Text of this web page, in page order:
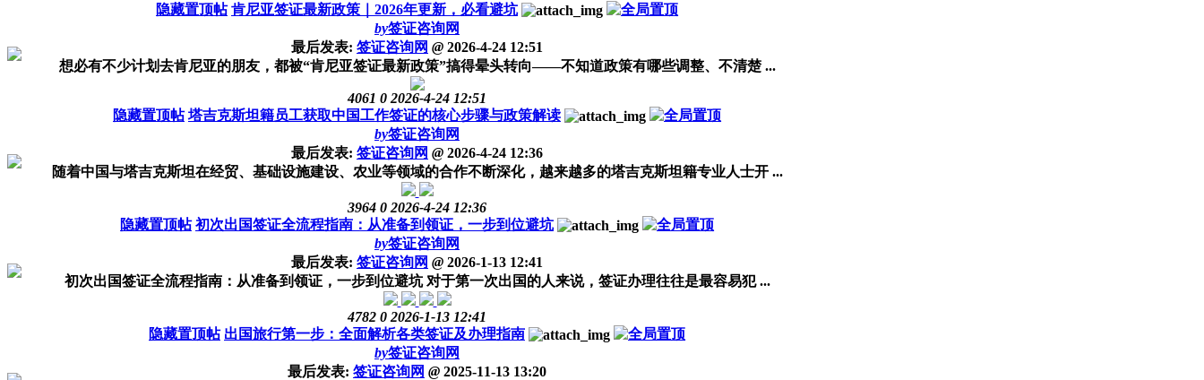
隐藏置顶帖 肯尼亚签证最新政策｜2026年更新，必看避坑
by签证咨询网
最后发表: 签证咨询网 @ 2026-4-24 12:51
想必有不少计划去肯尼亚的朋友，都被“肯尼亚签证最新政策”搞得晕头转向——不知道政策有哪些调整、不清楚 ...
4061 0 2026-4-24 12:51
隐藏置顶帖 塔吉克斯坦籍员工获取中国工作签证的核心步骤与政策解读
by签证咨询网
最后发表: 签证咨询网 @ 2026-4-24 12:36
随着中国与塔吉克斯坦在经贸、基础设施建设、农业等领域的合作不断深化，越来越多的塔吉克斯坦籍专业人士开 ...
3964 0 2026-4-24 12:36
隐藏置顶帖 初次出国签证全流程指南：从准备到领证，一步到位避坑
by签证咨询网
最后发表: 签证咨询网 @ 2026-1-13 12:41
初次出国签证全流程指南：从准备到领证，一步到位避坑 对于第一次出国的人来说，签证办理往往是最容易犯 ...
4782 0 2026-1-13 12:41
隐藏置顶帖 出国旅行第一步：全面解析各类签证及办理指南
by签证咨询网
最后发表: 签证咨询网 @ 2025-11-13 13:20